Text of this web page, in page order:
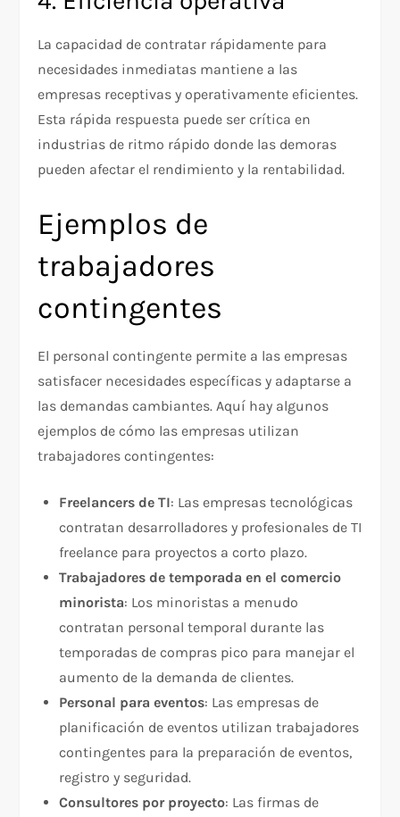
La capacidad de contratar rápidamente para
necesidades inmediatas mantiene a las
empresas receptivas y operativamente eficientes.
Esta rápida respuesta puede ser crítica en
industrias de ritmo rápido donde las demoras
pueden afectar el rendimiento y la rentabilidad.
Ejemplos de
trabajadores
contingentes
El personal contingente permite a las empresas
satisfacer necesidades específicas y adaptarse a
las demandas cambiantes. Aquí hay algunos
ejemplos de cómo las empresas utilizan
trabajadores contingentes:
Freelancers de TI: Las empresas tecnológicas
contratan desarrolladores y profesionales de TI
freelance para proyectos a corto plazo.
Trabajadores de temporada en el comercio
minorista: Los minoristas a menudo
contratan personal temporal durante las
temporadas de compras pico para manejar el
aumento de la demanda de clientes.
Personal para eventos: Las empresas de
planificación de eventos utilizan trabajadores
contingentes para la preparación de eventos,
registro y seguridad.
Consultores por proyecto: Las firmas de